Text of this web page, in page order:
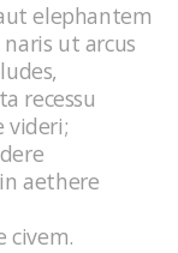
elephantem
ut arcus
recessu
videri;
aethere
civem.